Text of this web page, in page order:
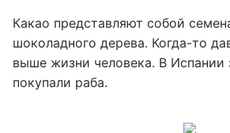
Какао представляют собой
шоколадного дерева. Когда-то
выше жизни человека. В Испании
покупали раба.